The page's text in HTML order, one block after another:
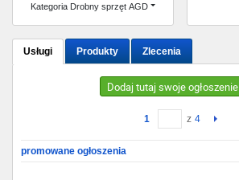
Kategoria Drobny sprzęt AGD
Usługi Produkty Zlecenia
Dodaj tutaj swoje ogłoszenie
1 z 4
promowane ogłoszenia
Łódź
Katowice
Chorzów